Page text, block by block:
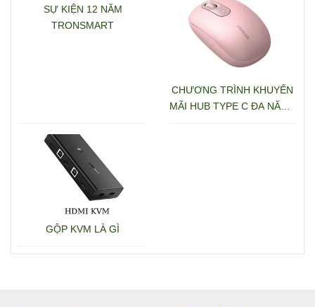
SỰ KIỆN 12 NĂM
TRONSMART
CHƯƠNG TRÌNH KHUYẾN
MÃI HUB TYPE C ĐA NĂNG
GỘP KVM LÀ GÌ